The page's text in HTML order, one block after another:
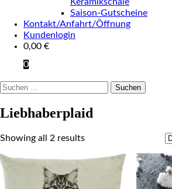
Keramikschale
Saison-Gutscheine
Kontakt/Anfahrt/Öffnung
Kundenlogin
0,00 €
0
Suchen
Liebhaberplaid
Showing all 2 results